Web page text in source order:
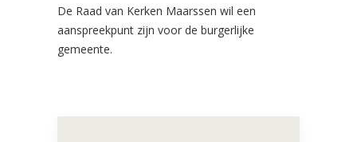
De Raad van Kerken Maarssen wil een
aanspreekpunt zijn voor de burgerlijke
gemeente.